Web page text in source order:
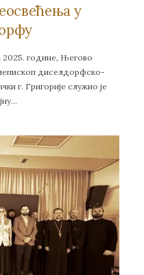
у
2025. године, Његово
диселдорфско-
г. Григорије служио је